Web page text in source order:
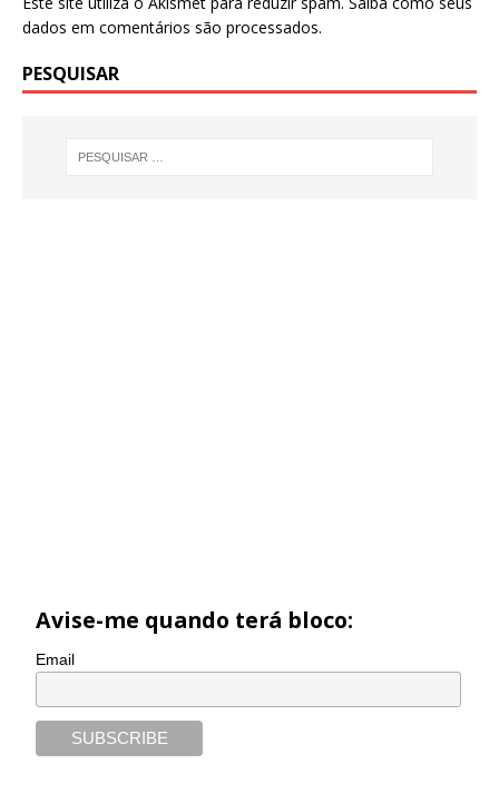
dados em comentários são processados.
PESQUISAR
Avise-me quando terá bloco:
Email